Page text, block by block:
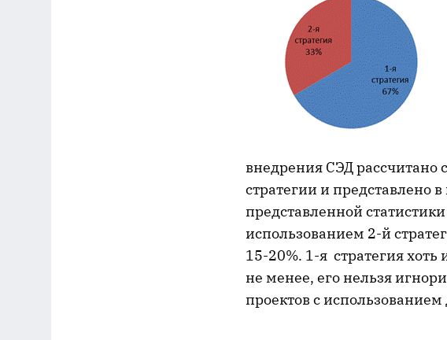
внедрения СЭД
стратегии и представлено
представленной
использованием 2-й
15-20%. 1-я стратегия хоть
не менее, его нельзя
проектов с